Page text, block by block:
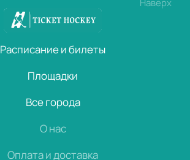
Наверх
Расписание и билеты
Площадки
Все города
О нас
Оплата и доставка